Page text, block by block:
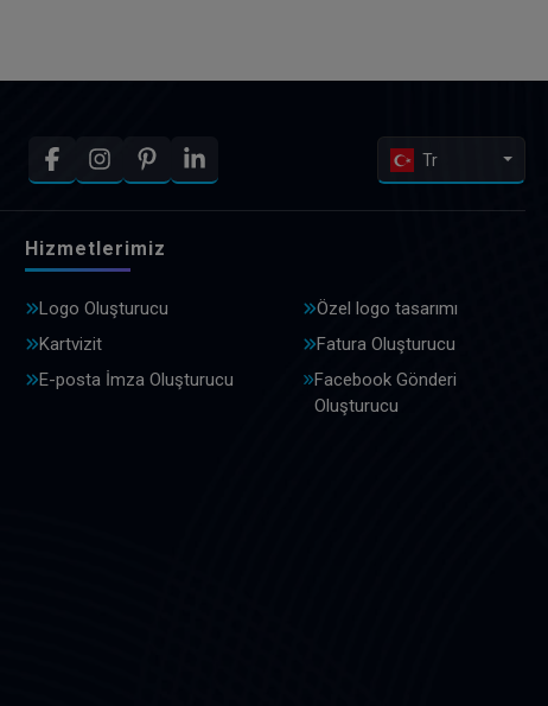
Tr
Hizmetlerimiz
Logo Oluşturucu
Özel logo tasarımı
Kartvizit
Fatura Oluşturucu
E-posta İmza Oluşturucu
Facebook Gönderi
Oluşturucu